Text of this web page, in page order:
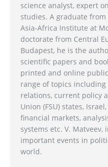
science analyst, expert
studies. A graduate
Asia-Africa Institute at
doctorate from Central
Budapest, he is the
scientific papers and
printed and online
range of topics
relations, current policy
Union (FSU) states,
financial markets,
systems etc. V.
important events in
world.